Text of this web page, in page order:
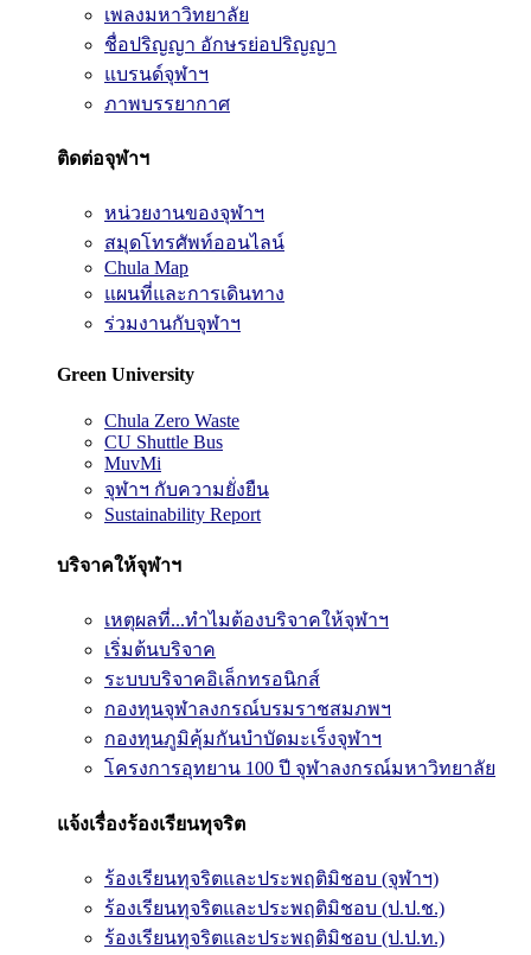
เพลงมหาวิทยาลัย
ชื่อปริญญา อักษรย่อปริญญา
แบรนด์จุฬาฯ
ภาพบรรยากาศ
ติดต่อจุฬาฯ
หน่วยงานของจุฬาฯ
สมุดโทรศัพท์ออนไลน์
Chula Map
แผนที่และการเดินทาง
ร่วมงานกับจุฬาฯ
Green University
Chula Zero Waste
CU Shuttle Bus
MuvMi
จุฬาฯ กับความยั่งยืน
Sustainability Report
บริจาคให้จุฬาฯ
เหตุผลที่...ทำไมต้องบริจาคให้จุฬาฯ
เริ่มต้นบริจาค
ระบบบริจาคอิเล็กทรอนิกส์
กองทุนจุฬาลงกรณ์บรมราชสมภพฯ
กองทุนภูมิคุ้มกันบำบัดมะเร็งจุฬาฯ
โครงการอุทยาน 100 ปี จุฬาลงกรณ์มหาวิทยาลัย
แจ้งเรื่องร้องเรียนทุจริต
ร้องเรียนทุจริตและประพฤติมิชอบ (จุฬาฯ)
ร้องเรียนทุจริตและประพฤติมิชอบ (ป.ป.ช.)
ร้องเรียนทุจริตและประพฤติมิชอบ (ป.ป.ท.)